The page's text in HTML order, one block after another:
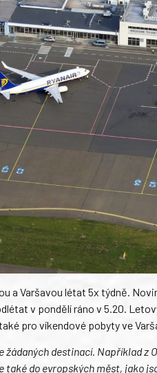
a Varšavou létat 5x týdně.
v pondělí ráno v 5.20.
pro víkendové pobyty ve
destinací. Například z
také do evropských měst, jako